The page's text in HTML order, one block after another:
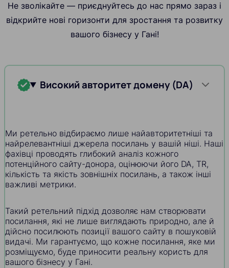
Не зволікайте — приєднуйтесь до нас прямо зараз і
відкрийте нові горизонти для зростання та розвитку
вашого бізнесу у Гані!
Високий авторитет домену (DA)
Ми ретельно відбираємо лише найавторитетніші та
найрелевантніші джерела посилань у вашій ніші. Наші
фахівці проводять глибокий аналіз кожного
потенційного сайту-донора, оцінюючи його DA, TR,
кількість та якість зовнішніх посилань, а також інші
важливі метрики.
Такий ретельний підхід дозволяє нам створювати
посилання, які не лише виглядають природно, але й
дійсно посилюють позиції вашого сайту в пошуковій
видачі. Ми гарантуємо, що кожне посилання, яке ми
розміщуємо, буде приносити реальну користь для
вашого бізнесу у Гані.